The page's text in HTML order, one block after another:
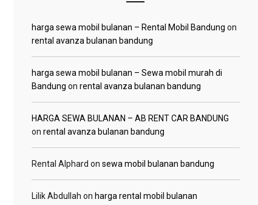
harga sewa mobil bulanan – Rental Mobil Bandung on
rental avanza bulanan bandung
harga sewa mobil bulanan – Sewa mobil murah di
Bandung on rental avanza bulanan bandung
HARGA SEWA BULANAN – AB RENT CAR BANDUNG
on rental avanza bulanan bandung
Rental Alphard on sewa mobil bulanan bandung
Lilik Abdullah on harga rental mobil bulanan